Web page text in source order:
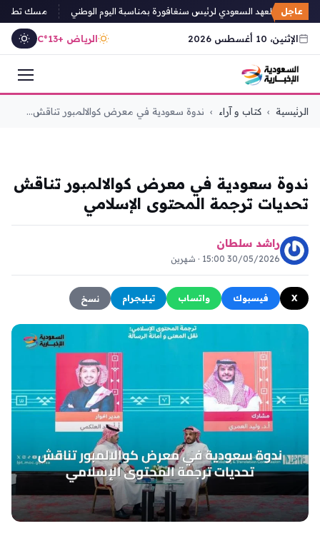
عاجل
من ولي العهد السعودي لرئيس سنغافورة بمناسبة اليوم الوطني مسك تطلق النسخة
الإثنين، 10 أغسطس 2026 الرياض +13°C
التجاوز
الرئيسية › كتاب و آراء › ندوة سعودية في معرض كوالالمبور تناقش...
ندوة سعودية في معرض كوالالمبور تناقش
تحديات ترجمة المحتوى الإسلامي
راشد سلطان
30/05/2026 15:00 · شهرين
X فيسبوك واتساب تيليجرام نسخ